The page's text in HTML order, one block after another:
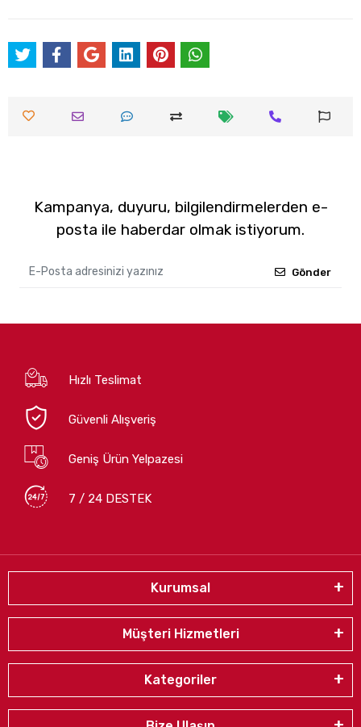
Kampanya, duyuru, bilgilendirmelerden e-
posta ile haberdar olmak istiyorum.
Gönder
Hızlı Teslimat
Güvenli Alışveriş
Geniş Ürün Yelpazesi
7 / 24 DESTEK
Kurumsal
Müşteri Hizmetleri
Kategoriler